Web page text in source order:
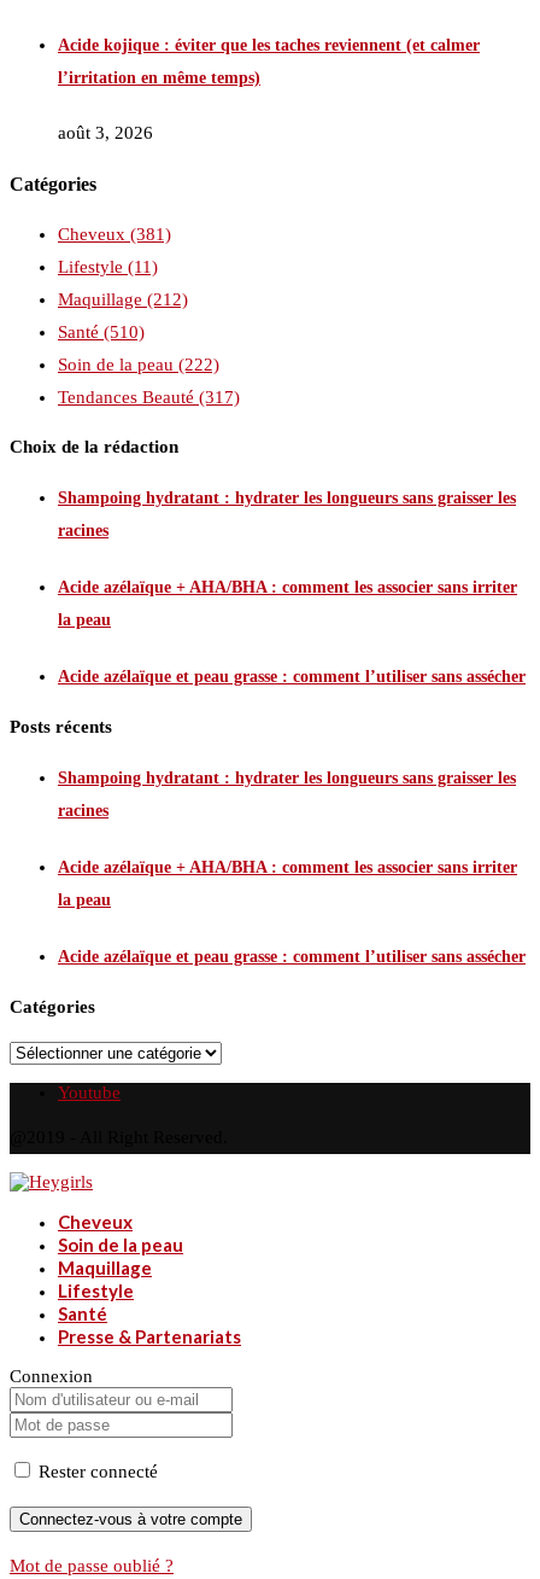
Acide kojique : éviter que les taches reviennent (et calmer
l’irritation en même temps)
août 3, 2026
Catégories
Cheveux (381)
Lifestyle (11)
Maquillage (212)
Santé (510)
Soin de la peau (222)
Tendances Beauté (317)
Choix de la rédaction
Shampoing hydratant : hydrater les longueurs sans graisser les
racines
Acide azélaïque + AHA/BHA : comment les associer sans irriter
la peau
Acide azélaïque et peau grasse : comment l’utiliser sans assécher
Posts récents
Shampoing hydratant : hydrater les longueurs sans graisser les
racines
Acide azélaïque + AHA/BHA : comment les associer sans irriter
la peau
Acide azélaïque et peau grasse : comment l’utiliser sans assécher
Catégories
Catégories
Youtube
Cheveux
Soin de la peau
Maquillage
Lifestyle
Santé
Presse & Partenariats
Connexion
Rester connecté
Mot de passe oublié ?